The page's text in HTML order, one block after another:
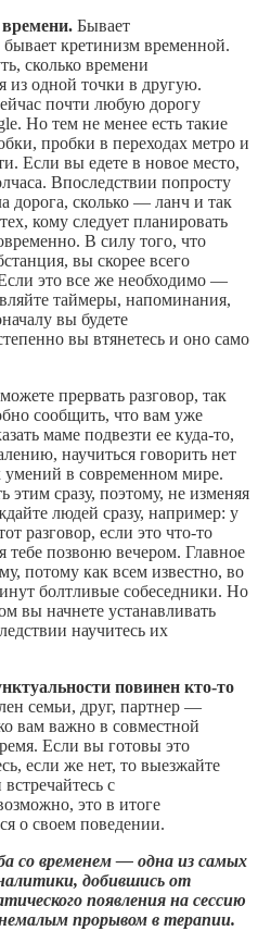
Бывает
кретинизм временной.
сколько времени
из одной точки в другую.
почти любую дорогу
Но тем не менее есть такие
пробки в переходах метро и
Если вы едете в новое место,
Впоследствии попросту
дорога, сколько — ланч и так
кому следует планировать
В силу того, что
вы скорее всего
Если это все же необходимо —
таймеры, напоминания,
вы будете
вы втянетесь и оно само
прервать разговор, так
сообщить, что вам уже
маме подвезти ее куда-то,
научиться говорить нет
в современном мире.
этим сразу, поэтому, не изменяя
людей сразу, например: у
разговор, если это что-то
тебе позвоню вечером. Главное
потому как всем известно, во
болтливые собеседники. Но
вы начнете устанавливать
научитесь их
повинен кто-то
семьи, друг, партнер —
вам важно в совместной
Если вы готовы это
если же нет, то выезжайте
с
это в итоге
о своем поведении.
со временем — одна из самых
добившись от
появления на сессию
прорывом в терапии.